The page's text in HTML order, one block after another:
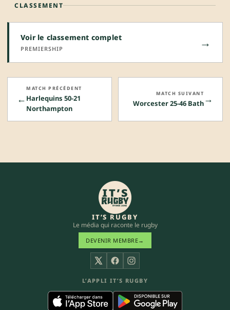
CLASSEMENT
Voir le classement complet
PREMIERSHIP →
←
MATCH PRÉCÉDENT
Harlequins 50-21
Northampton
→
MATCH SUIVANT
Worcester 25-46 Bath
IT’S RUGBY
Le média qui raconte le rugby
DEVENIR MEMBRE→
X FacebookInstagram
L’APPLI IT’S RUGBY